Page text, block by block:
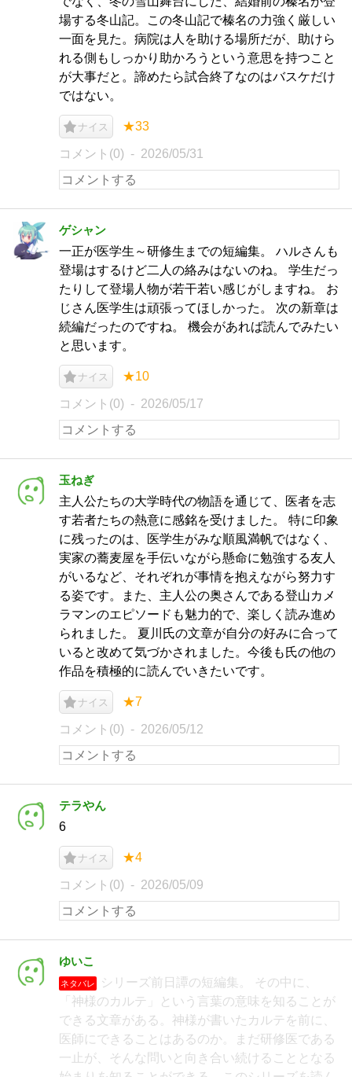
場する冬山記。この冬山記で榛名の力強く厳しい
一面を見た。病院は人を助ける場所だが、助けら
れる側もしっかり助かろうという意思を持つこと
が大事だと。諦めたら試合終了なのはバスケだけ
ではない。
ナイス ★33
コメント(0) 2026/05/31
ゲシャン
一正が医学生～研修生までの短編集。 ハルさんも
登場はするけど二人の絡みはないのね。 学生だっ
たりして登場人物が若干若い感じがしますね。 お
じさん医学生は頑張ってほしかった。 次の新章は
続編だったのですね。 機会があれば読んでみたい
と思います。
ナイス ★10
コメント(0) 2026/05/17
玉ねぎ
主人公たちの大学時代の物語を通じて、医者を志
す若者たちの熱意に感銘を受けました。 特に印象
に残ったのは、医学生がみな順風満帆ではなく、
実家の蕎麦屋を手伝いながら懸命に勉強する友人
がいるなど、それぞれが事情を抱えながら努力す
る姿です。また、主人公の奥さんである登山カメ
ラマンのエピソードも魅力的で、楽しく読み進め
られました。 夏川氏の文章が自分の好みに合って
いると改めて気づかされました。今後も氏の他の
作品を積極的に読んでいきたいです。
ナイス ★7
コメント(0) 2026/05/12
テラやん
6
ナイス ★4
コメント(0) 2026/05/09
ゆいこ
ネタバレ
シリーズ前日譚の短編集。 その中に、
「神様のカルテ」という言葉の意味を知ることが
できる文章がある。神様が書いたカルテを前に、
医師にできることはあるのか。まだ研修医である
一止が、そんな問いと向き合い続けることとなる